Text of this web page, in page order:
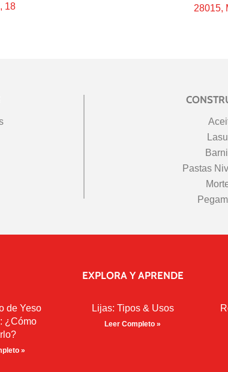
18
28015,
Pastas
EXPLORA Y APRENDE
de Yeso
¿Cómo
»
Lijas: Tipos & Usos
Leer Completo »